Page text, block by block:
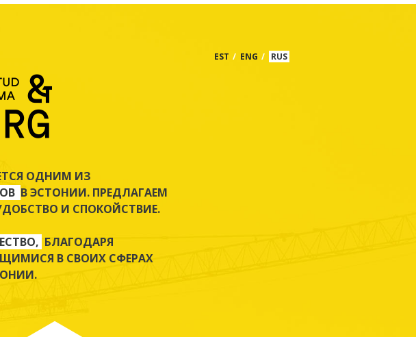
EST ENG RUS
ОДНИМ ИЗ
В ЭСТОНИИ. ПРЕДЛАГАЕМ
И СПОКОЙСТВИЕ.
БЛАГОДАРЯ
В СВОИХ СФЕРАХ